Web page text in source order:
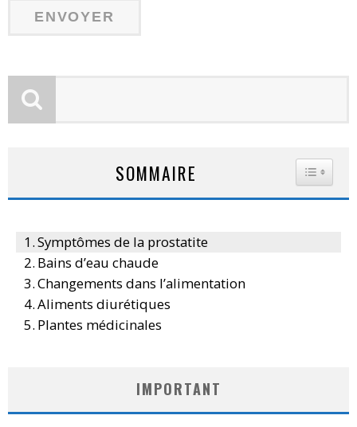
SOMMAIRE
Symptômes de la prostatite
Bains d’eau chaude
Changements dans l’alimentation
Aliments diurétiques
Plantes médicinales
IMPORTANT